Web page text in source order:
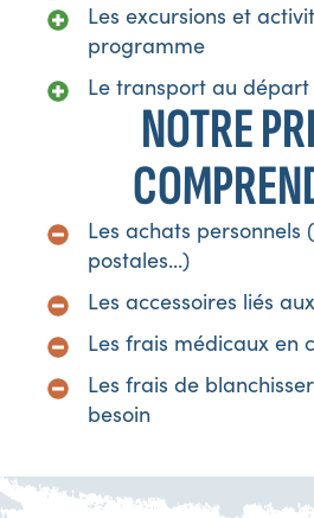
Les excursions et
programme
Le transport au départ
NOTRE
Les achats personnels
postales...)
Les accessoires liés
Les frais médicaux en
Les frais de
besoin